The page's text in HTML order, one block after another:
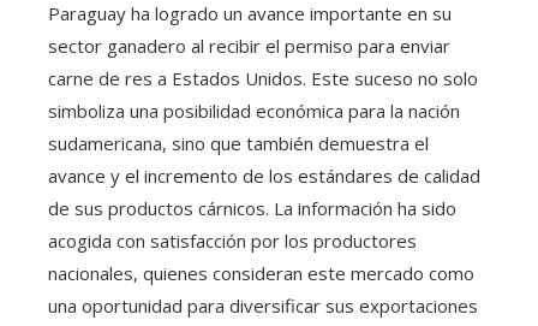
Paraguay ha logrado un avance importante en su
sector ganadero al recibir el permiso para enviar
carne de res a Estados Unidos. Este suceso no solo
simboliza una posibilidad económica para la nación
sudamericana, sino que también demuestra el
avance y el incremento de los estándares de calidad
de sus productos cárnicos. La información ha sido
acogida con satisfacción por los productores
nacionales, quienes consideran este mercado como
una oportunidad para diversificar sus exportaciones